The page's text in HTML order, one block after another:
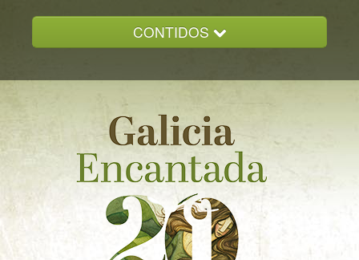
CONTIDOS
GALICIA ENCANTADA
DOCUMENTACION
NOVAS
CONTACTO